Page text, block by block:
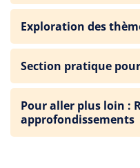
Exploration des
Section pratique
Pour aller plus loin :
approfondissements